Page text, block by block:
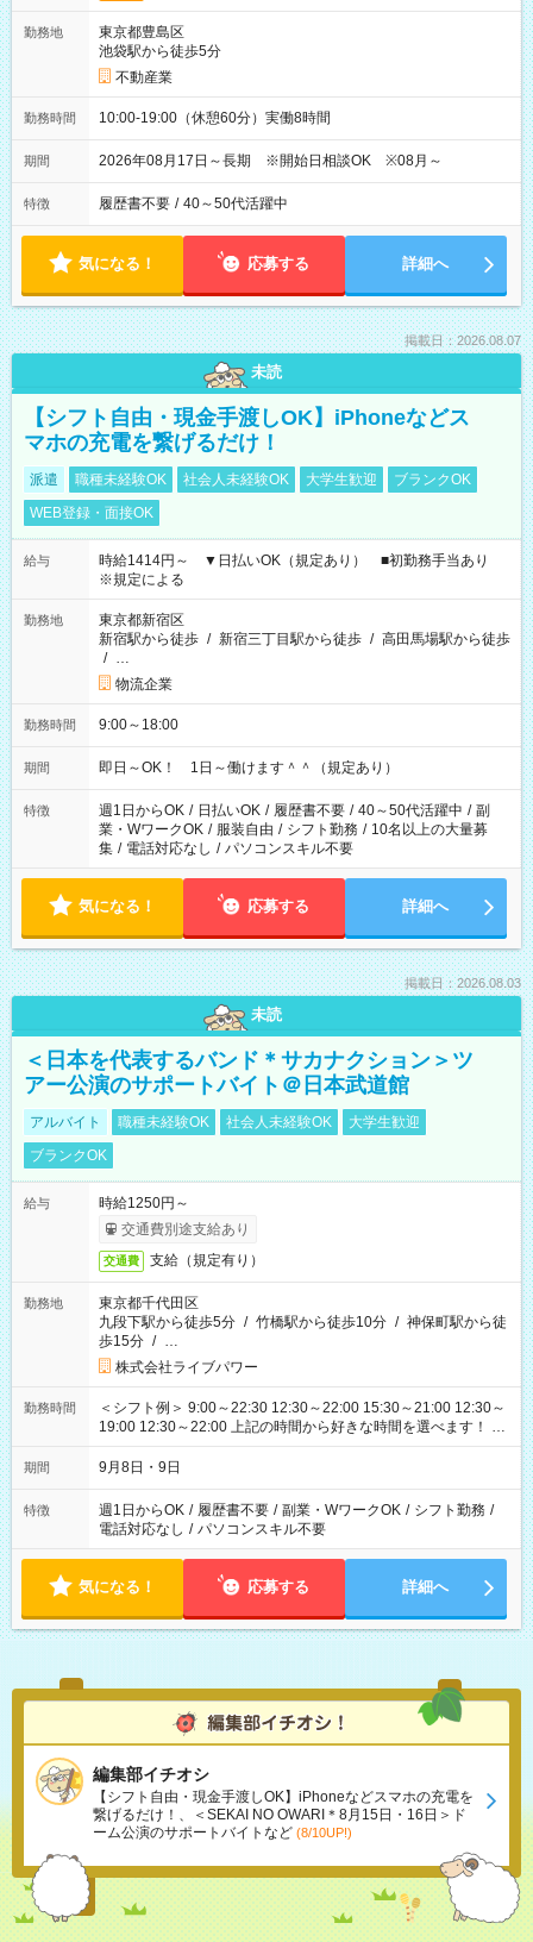
勤務地
東京都豊島区
池袋駅から徒歩5分
不動産業
勤務時間 10:00-19:00（休憩60分）実働8時間
期間 2026年08月17日～長期 ※開始日相談OK ※08月～
特徴 履歴書不要 / 40～50代活躍中
気になる！ 応募する 詳細へ
掲載日：2026.08.07
未読
【シフト自由・現金手渡しOK】iPhoneなどス
マホの充電を繋げるだけ！
派遣 職種未経験OK 社会人未経験OK 大学生歓迎
ブランクOK
WEB登録・面接OK
給与
時給1414円～ ▼日払いOK（規定あり） ■初勤務手当あり
※規定による
勤務地
東京都新宿区
新宿駅から徒歩 / 新宿三丁目駅から徒歩 / 高田馬場駅から徒歩
/ …
物流企業
勤務時間 9:00～18:00
期間 即日～OK！ 1日～働けます＾＾（規定あり）
特徴 週1日からOK / 日払いOK / 履歴書不要 / 40～50代活躍中 / 副
業・WワークOK / 服装自由 / シフト勤務 / 10名以上の大量募
集 / 電話対応なし / パソコンスキル不要
気になる！ 応募する 詳細へ
掲載日：2026.08.03
未読
＜日本を代表するバンド＊サカナクション＞ツ
アー公演のサポートバイト＠日本武道館
アルバイト 職種未経験OK 社会人未経験OK
大学生歓迎
ブランクOK
給与
時給1250円～
交通費別途支給あり
交通費 支給（規定有り）
勤務地
東京都千代田区
九段下駅から徒歩5分 / 竹橋駅から徒歩10分 / 神保町駅から徒
歩15分 / …
株式会社ライブパワー
勤務時間
＜シフト例＞ 9:00～22:30 12:30～22:00 15:30～21:00 12:30～
19:00 12:30～22:00 上記の時間から好きな時間を選べます！ ※
時間は変更となる可能性があります
期間 9月8日・9日
特徴 週1日からOK / 履歴書不要 / 副業・WワークOK / シフト勤務 /
電話対応なし / パソコンスキル不要
気になる！ 応募する 詳細へ
編集部イチオシ
【シフト自由・現金手渡しOK】iPhoneなどスマホの充電を
繋げるだけ！、＜SEKAI NO OWARI＊8月15日・16日＞ド
ーム公演のサポートバイトなど (8/10UP!)